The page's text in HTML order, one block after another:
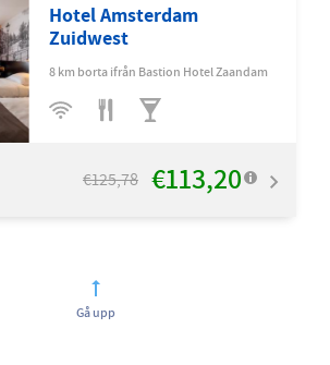
Hotel Amsterdam
Zuidwest
8 km borta ifrån Bastion Hotel Zaandam
€125,78 €113,20
Gå upp